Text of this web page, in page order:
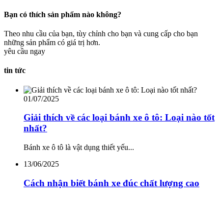
Bạn có thích sản phẩm nào không?
Theo nhu cầu của bạn, tùy chỉnh cho bạn và cung cấp cho bạn
những sản phẩm có giá trị hơn.
yêu cầu ngay
tin tức
01/07/2025
Giải thích về các loại bánh xe ô tô: Loại nào tốt
nhất?
Bánh xe ô tô là vật dụng thiết yếu...
13/06/2025
Cách nhận biết bánh xe đúc chất lượng cao